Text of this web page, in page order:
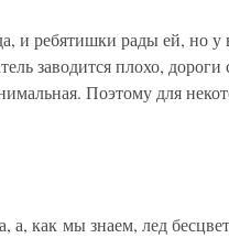
и ребятишки рады ей, но у
заводится плохо, дороги
Поэтому для
а, как мы знаем, лед